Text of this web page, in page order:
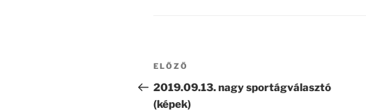
Bejegyzés
navigáció
Korábbi
bejegyzés
ELŐZŐ
2019.09.13. nagy sportágválasztó
(képek)